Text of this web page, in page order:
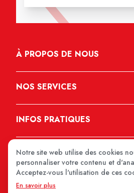
À PROPOS DE NOUS
NOS SERVICES
INFOS PRATIQUES
Notre site web utilise des cookies
personnaliser votre contenu et
Acceptez-vous l'utilisation de ces
En savoir plus